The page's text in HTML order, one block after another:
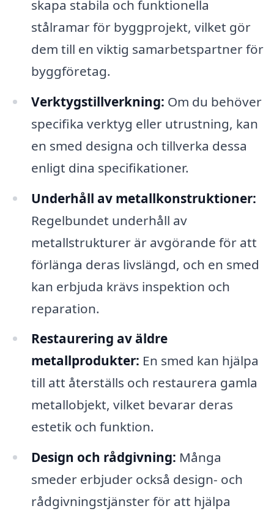
skapa stabila och funktionella
stålramar för byggprojekt, vilket gör
dem till en viktig samarbetspartner för
byggföretag.
Verktygstillverkning: Om du behöver
specifika verktyg eller utrustning, kan
en smed designa och tillverka dessa
enligt dina specifikationer.
Underhåll av metallkonstruktioner:
Regelbundet underhåll av
metallstrukturer är avgörande för att
förlänga deras livslängd, och en smed
kan erbjuda krävs inspektion och
reparation.
Restaurering av äldre
metallprodukter: En smed kan hjälpa
till att återställs och restaurera gamla
metallobjekt, vilket bevarar deras
estetik och funktion.
Design och rådgivning: Många
smeder erbjuder också design- och
rådgivningstjänster för att hjälpa